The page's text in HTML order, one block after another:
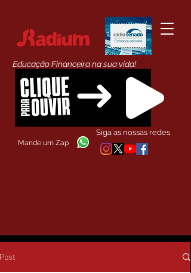
Educação Financeira na sua vida!
Siga as nossas redes
Mande um Zap
Post